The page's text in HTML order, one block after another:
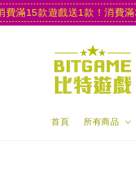
款遊戲送1款！消費滿3000
首頁 所有商品